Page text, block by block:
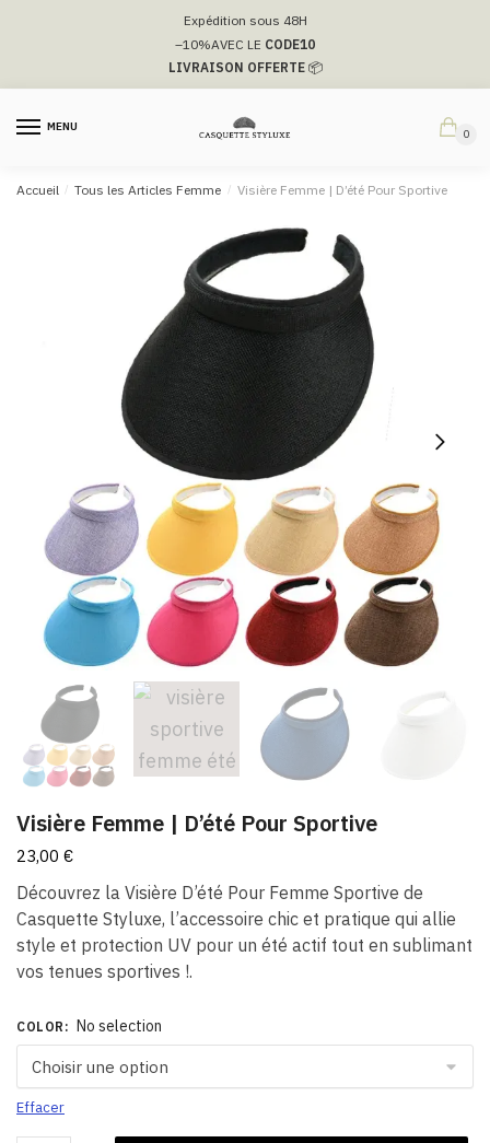
navigation
Expédition sous 48H
–10%AVEC LE CODE10
LIVRAISON OFFERTE📦
MENU
0
Accueil / Tous les Articles Femme / Visière Femme | D’été Pour Sportive
Visière Femme | D’été Pour Sportive
23,00 €
Découvrez la Visière D’été Pour Femme Sportive de
Casquette Styluxe, l’accessoire chic et pratique qui allie
style et protection UV pour un été actif tout en sublimant
vos tenues sportives !.
COLOR : No selection
Effacer